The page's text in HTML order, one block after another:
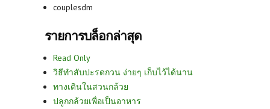
couplesdm
รายการบล็อกล่าสุด
Read Only
วิธีทำสับปะรดกวน ง่ายๆ เก็บไว้ได้นาน
ทางเดินในสวนกล้วย
ปลูกกล้วยเพื่อเป็นอาหาร